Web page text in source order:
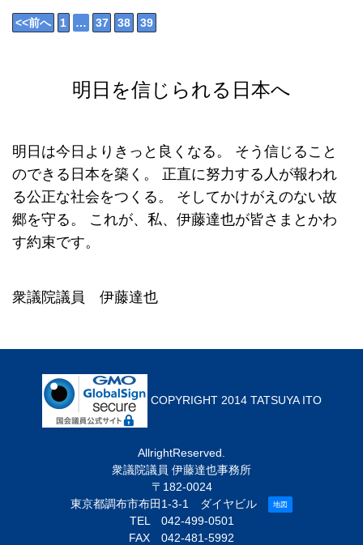
<<前へ 1 … 37 38 39
明日を信じられる日本へ
明日は今日よりきっと良くなる。
そう信じること
のできる日本を築く。
正直に努力する人が報われ
る公正な社会をつくる。
そしてかけがえのない故
郷を守る。
これが、私、伊藤達也が皆さまとかわ
す約束です。
衆議院議員 伊藤達也
COPYRIGHT 2014 TATSUYA ITO
AllrightReserved.
衆議院議員 伊藤達也事務所
〒182-0024
東京都調布市布田1-3-1 ダイヤビル
地図
TEL 042-499-0501
FAX 042-481-5992